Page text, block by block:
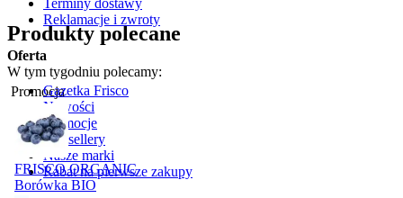
Produkty polecane
W tym tygodniu polecamy:
Promocja
FRISCO ORGANIC
Borówka BIO
Terminy dostawy
Reklamacje i zwroty
Oferta
Gazetka Frisco
Nowości
Promocje
Bestsellery
Nasze marki
Rabat na pierwsze zakupy